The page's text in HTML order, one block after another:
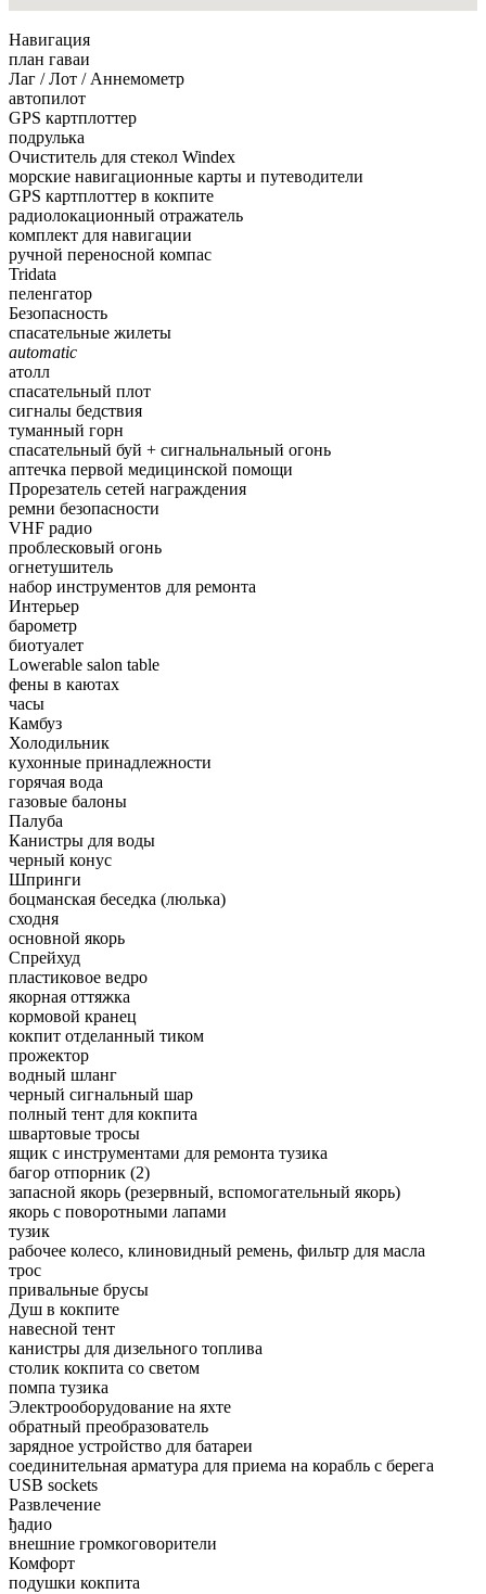
Навигация
план гаваи
Лаг / Лот / Аннемометр
автопилот
GPS картплоттер
подрулька
Очиститель для стекол Windex
морские навигационные карты и путеводители
GPS картплоттер в кокпите
радиолокационный отражатель
комплект для навигации
ручной переносной компас
Tridata
пеленгатор
Безопасность
спасательные жилеты
automatic
атолл
спасательный плот
сигналы бедствия
туманный горн
спасательный буй + сигнальнальный огонь
аптечка первой медицинской помощи
Прорезатель сетей награждения
ремни безопасности
VHF радио
проблесковый огонь
огнетушитель
набор инструментов для ремонта
Интерьер
барометр
биотуалет
Lowerable salon table
фены в каютах
часы
Камбуз
Холодильник
кухонные принадлежности
горячая вода
газовые балоны
Палуба
Канистры для воды
черный конус
Шпринги
боцманская беседка (люлька)
сходня
основной якорь
Спрейхуд
пластиковое ведро
якорная оттяжка
кормовой кранец
кокпит отделанный тиком
прожектор
водный шланг
черный сигнальный шар
полный тент для кокпита
швартовые тросы
ящик с инструментами для ремонта тузика
багор отпорник (2)
запасной якорь (резервный, вспомогательный якорь)
якорь с поворотными лапами
тузик
рабочее колесо, клиновидный ремень, фильтр для масла
трос
привальные брусы
Душ в кокпите
навесной тент
канистры для дизельного топлива
столик кокпита со светом
помпа тузика
Электрооборудование на яхте
обратный преобразователь
зарядное устройство для батареи
соединительная арматура для приема на корабль с берега
USB sockets
Развлечение
ђадио
внешние громкоговорители
Комфорт
подушки кокпита